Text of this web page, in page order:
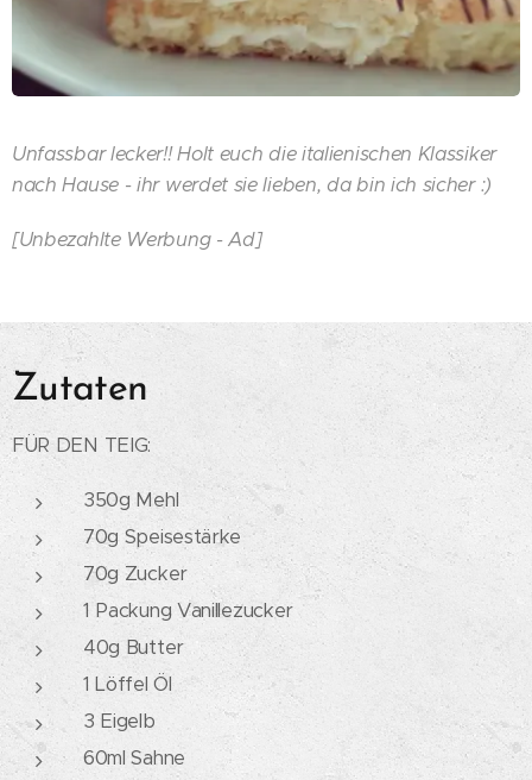
Unfassbar lecker!! Holt euch die italienischen Klassiker
nach Hause - ihr werdet sie lieben, da bin ich sicher :)
[Unbezahlte Werbung - Ad]
Zutaten
FÜR DEN TEIG:
350g Mehl
70g Speisestärke
70g Zucker
1 Packung Vanillezucker
40g Butter
1 Löffel Öl
3 Eigelb
60ml Sahne